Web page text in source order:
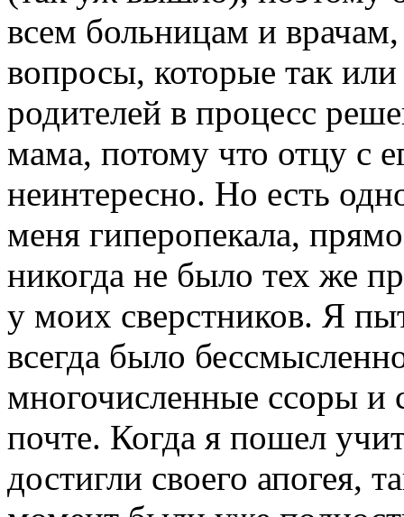
всем больницам и врачам,
вопросы, которые так
родителей в процесс
мама, потому что отцу с
неинтересно. Но есть
меня гиперопекала,
никогда не было тех же
у моих сверстников. Я
всегда было
многочисленные ссоры и
почте. Когда я пошел
достигли своего апогея,